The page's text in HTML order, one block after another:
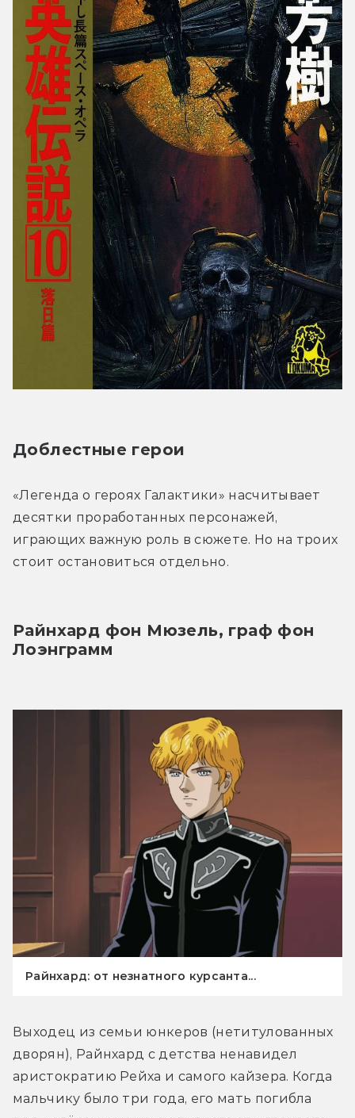
Доблестные герои
«Легенда о героях Галактики» насчитывает
десятки проработанных персонажей,
играющих важную роль в сюжете. Но на троих
стоит остановиться отдельно.
Райнхард фон Мюзель, граф фон
Лоэнграмм
Райнхард: от незнатного курсанта...
Выходец из семьи юнкеров (нетитулованных
дворян), Райнхард с детства ненавидел
аристократию Рейха и самого кайзера. Когда
мальчику было три года, его мать погибла